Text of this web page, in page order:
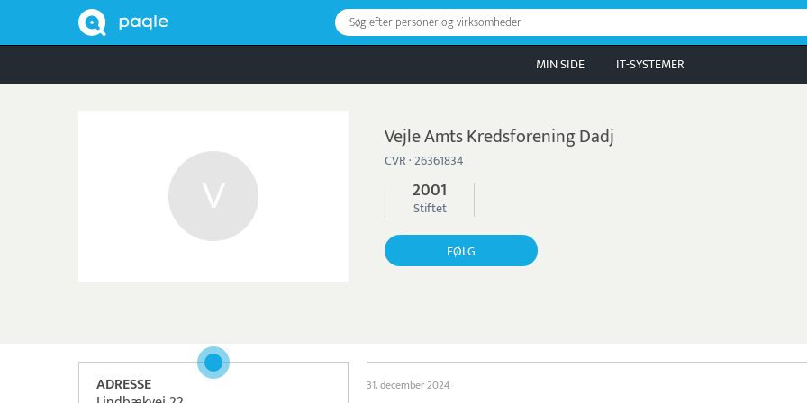
Søg efter personer og virksomheder
MIN SIDE IT-SYSTEMER
Vejle Amts Kredsforening Dadj
CVR · 26361834
2001
Stiftet
FØLG
ADRESSE 31. december 2024